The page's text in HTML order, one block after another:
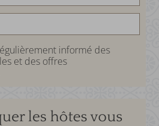
informé des
et des offres
les hôtes vous